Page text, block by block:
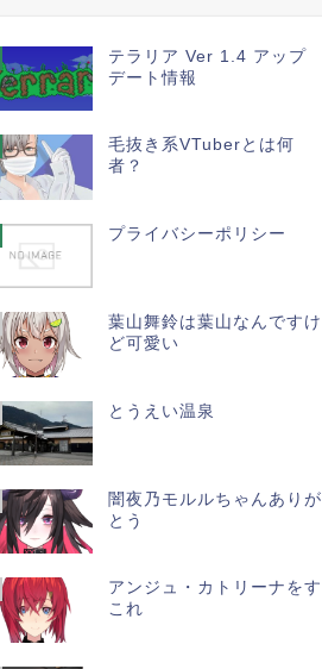
テラリア Ver 1.4 アップ
デート情報
毛抜き系VTuberとは何
者？
プライバシーポリシー
葉山舞鈴は葉山なんですけ
ど可愛い
とうえい温泉
闇夜乃モルルちゃんありが
とう
アンジュ・カトリーナをす
これ